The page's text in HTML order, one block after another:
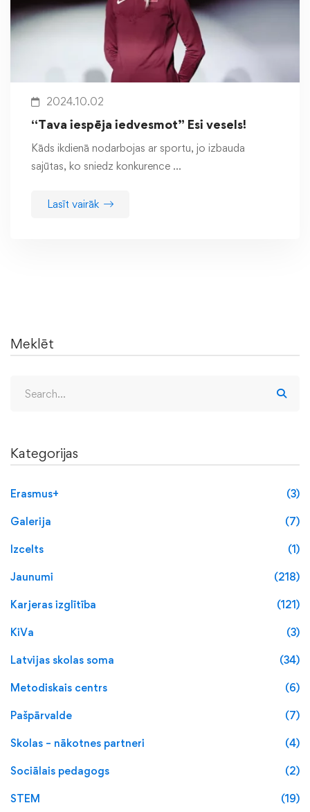
2024.10.02
“Tava iespēja iedvesmot” Esi vesels!
Kāds ikdienā nodarbojas ar sportu, jo izbauda
sajūtas, ko sniedz konkurence …
Lasīt vairāk
Meklēt
Kategorijas
Erasmus+ (3)
Galerija (7)
Izcelts (1)
Jaunumi (218)
Karjeras izglītība (121)
KiVa (3)
Latvijas skolas soma (34)
Metodiskais centrs (6)
Pašpārvalde (7)
Skolas – nākotnes partneri (4)
Sociālais pedagogs (2)
STEM (19)